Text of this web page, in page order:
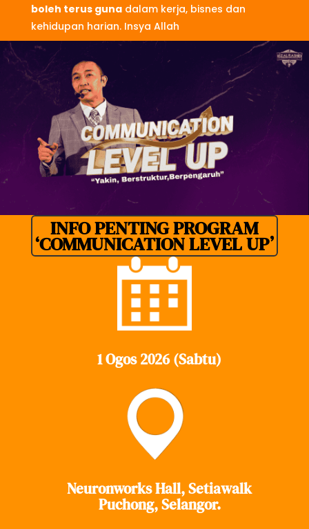
boleh terus gunadalam kerja, bisnes dan
kehidupan harian. Insya Allah
INFO PENTING PROGRAM
‘COMMUNICATION LEVEL UP’
1 Ogos 2026 (Sabtu)
Neuronworks Hall, Setiawalk
Puchong, Selangor.